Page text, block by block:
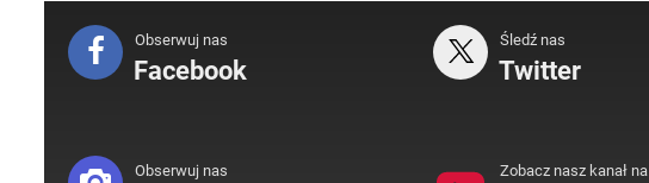
Obserwuj nas
Facebook
Śledź nas
Twitter
Obserwuj nas Zobacz nasz kanał na